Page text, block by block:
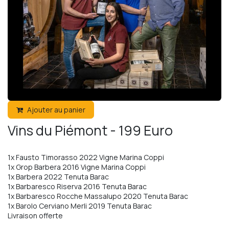
Ajouter au panier
Vins du Piémont - 199 Euro
1x Fausto Timorasso 2022 Vigne Marina Coppi
1x Grop Barbera 2016 Vigne Marina Coppi
1x Barbera 2022 Tenuta Barac
1x Barbaresco Riserva 2016 Tenuta Barac
1x Barbaresco Rocche Massalupo 2020 Tenuta Barac
1x Barolo Cerviano Merli 2019 Tenuta Barac
Livraison offerte